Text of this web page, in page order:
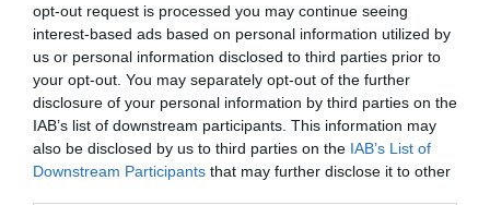
opt-out request is processed you may continue seeing
interest-based ads based on personal information utilized by
us or personal information disclosed to third parties prior to
your opt-out. You may separately opt-out of the further
disclosure of your personal information by third parties on the
IAB’s list of downstream participants. This information may
also be disclosed by us to third parties on the IAB’s List of
Downstream Participants that may further disclose it to other
Παρουσιάζονται έργα των καλλιτεχνών:AIDS-3D
(Daniel Keller, Nik Kosmas), Andisheh Avini, Carmen
García Bartolomé, Bernhard Cella, Adam Chodzko,
Stephen Dean, Werner Moser Dorfmann, Jimmie
Durham, Jack Early, Marie Françoise Poutays, Gert &
Uwe Tobias, Anne Kern, Jörg Mandernach, Caitlin